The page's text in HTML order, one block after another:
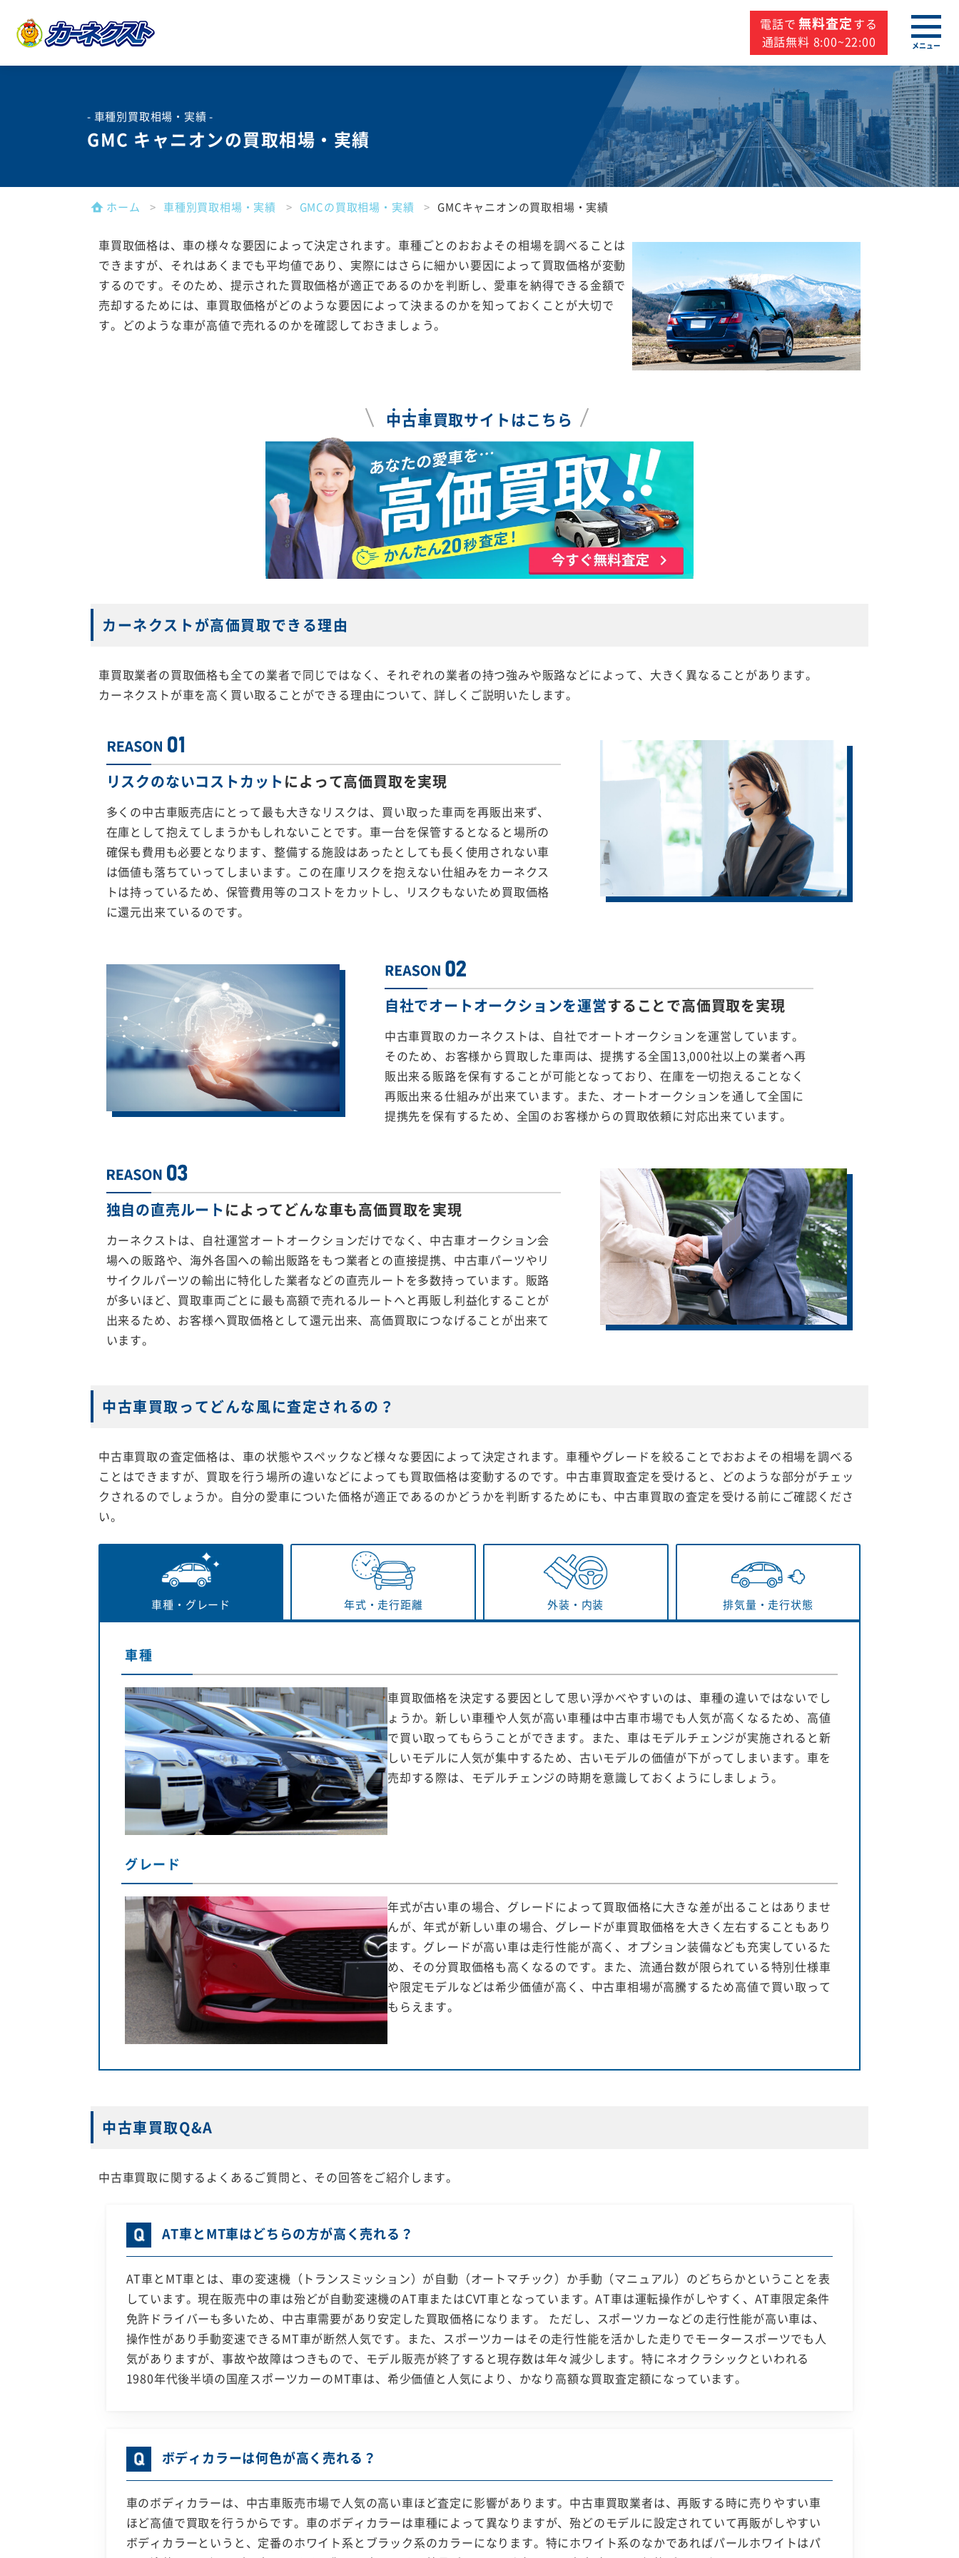
電話で 無料査定する
通話無料 8:00~22:00
メニュー
- 車種別買取相場・実績 -
GMC キャニオンの買取相場・実績
ホーム 車種別買取相場・実績 GMCの買取相場・実績 GMCキャニオンの買取相場・実績
車買取価格は、車の様々な要因によって決定されます。車種ごとのおおよその相場を調べることは
できますが、それはあくまでも平均値であり、実際にはさらに細かい要因によって買取価格が変動
するのです。そのため、提示された買取価格が適正であるのかを判断し、愛車を納得できる金額で
売却するためには、車買取価格がどのような要因によって決まるのかを知っておくことが大切で
す。どのような車が高値で売れるのかを確認しておきましょう。
中古車買取サイトはこちら
カーネクストが高価買取できる理由
車買取業者の買取価格も全ての業者で同じではなく、それぞれの業者の持つ強みや販路などによって、大きく異なることがあります。
カーネクストが車を高く買い取ることができる理由について、詳しくご説明いたします。
リスクのないコストカットによって高価買取を実現
多くの中古車販売店にとって最も大きなリスクは、買い取った車両を再販出来ず、
在庫として抱えてしまうかもしれないことです。車一台を保管するとなると場所の
確保も費用も必要となります、整備する施設はあったとしても長く使用されない車
は価値も落ちていってしまいます。この在庫リスクを抱えない仕組みをカーネクス
トは持っているため、保管費用等のコストをカットし、リスクもないため買取価格
に還元出来ているのです。
自社でオートオークションを運営することで高価買取を実現
中古車買取のカーネクストは、自社でオートオークションを運営しています。
そのため、お客様から買取した車両は、提携する全国13,000社以上の業者へ再
販出来る販路を保有することが可能となっており、在庫を一切抱えることなく
再販出来る仕組みが出来ています。また、オートオークションを通して全国に
提携先を保有するため、全国のお客様からの買取依頼に対応出来ています。
独自の直売ルートによってどんな車も高価買取を実現
カーネクストは、自社運営オートオークションだけでなく、中古車オークション会
場への販路や、海外各国への輸出販路をもつ業者との直接提携、中古車パーツやリ
サイクルパーツの輸出に特化した業者などの直売ルートを多数持っています。販路
が多いほど、買取車両ごとに最も高額で売れるルートへと再販し利益化することが
出来るため、お客様へ買取価格として還元出来、高価買取につなげることが出来て
います。
中古車買取ってどんな風に査定されるの？
中古車買取の査定価格は、車の状態やスペックなど様々な要因によって決定されます。車種やグレードを絞ることでおおよその相場を調べる
ことはできますが、買取を行う場所の違いなどによっても買取価格は変動するのです。中古車買取査定を受けると、どのような部分がチェッ
クされるのでしょうか。自分の愛車についた価格が適正であるのかどうかを判断するためにも、中古車買取の査定を受ける前にご確認くださ
い。
車種・ グレード 年式・ 走行距離 外装・ 内装 排気量・ 走行状態
車種
車買取価格を決定する要因として思い浮かべやすいのは、車種の違いではないでし
ょうか。新しい車種や人気が高い車種は中古車市場でも人気が高くなるため、高値
で買い取ってもらうことができます。また、車はモデルチェンジが実施されると新
しいモデルに人気が集中するため、古いモデルの価値が下がってしまいます。車を
売却する際は、モデルチェンジの時期を意識しておくようにしましょう。
グレード
年式が古い車の場合、グレードによって買取価格に大きな差が出ることはありませ
んが、年式が新しい車の場合、グレードが車買取価格を大きく左右することもあり
ます。グレードが高い車は走行性能が高く、オプション装備なども充実しているた
め、その分買取価格も高くなるのです。また、流通台数が限られている特別仕様車
や限定モデルなどは希少価値が高く、中古車相場が高騰するため高値で買い取って
もらえます。
中古車買取Q&A
中古車買取に関するよくあるご質問と、その回答をご紹介します。
AT車とMT車はどちらの方が高く売れる？
AT車とMT車とは、車の変速機（トランスミッション）が自動（オートマチック）か手動（マニュアル）のどちらかということを表
しています。現在販売中の車は殆どが自動変速機のAT車またはCVT車となっています。AT車は運転操作がしやすく、AT車限定条件
免許ドライバーも多いため、中古車需要があり安定した買取価格になります。 ただし、スポーツカーなどの走行性能が高い車は、
操作性があり手動変速できるMT車が断然人気です。また、スポーツカーはその走行性能を活かした走りでモータースポーツでも人
気がありますが、事故や故障はつきもので、モデル販売が終了すると現存数は年々減少します。特にネオクラシックといわれる
1980年代後半頃の国産スポーツカーのMT車は、希少価値と人気により、かなり高額な買取査定額になっています。
ボディカラーは何色が高く売れる？
車のボディカラーは、中古車販売市場で人気の高い車ほど査定に影響があります。中古車買取業者は、再販する時に売りやすい車
ほど高値で買取を行うからです。車のボディカラーは車種によって異なりますが、殆どのモデルに設定されていて再販がしやすい
ボディカラーというと、定番のホワイト系とブラック系のカラーになります。特にホワイト系のなかであればパールホワイトはパ